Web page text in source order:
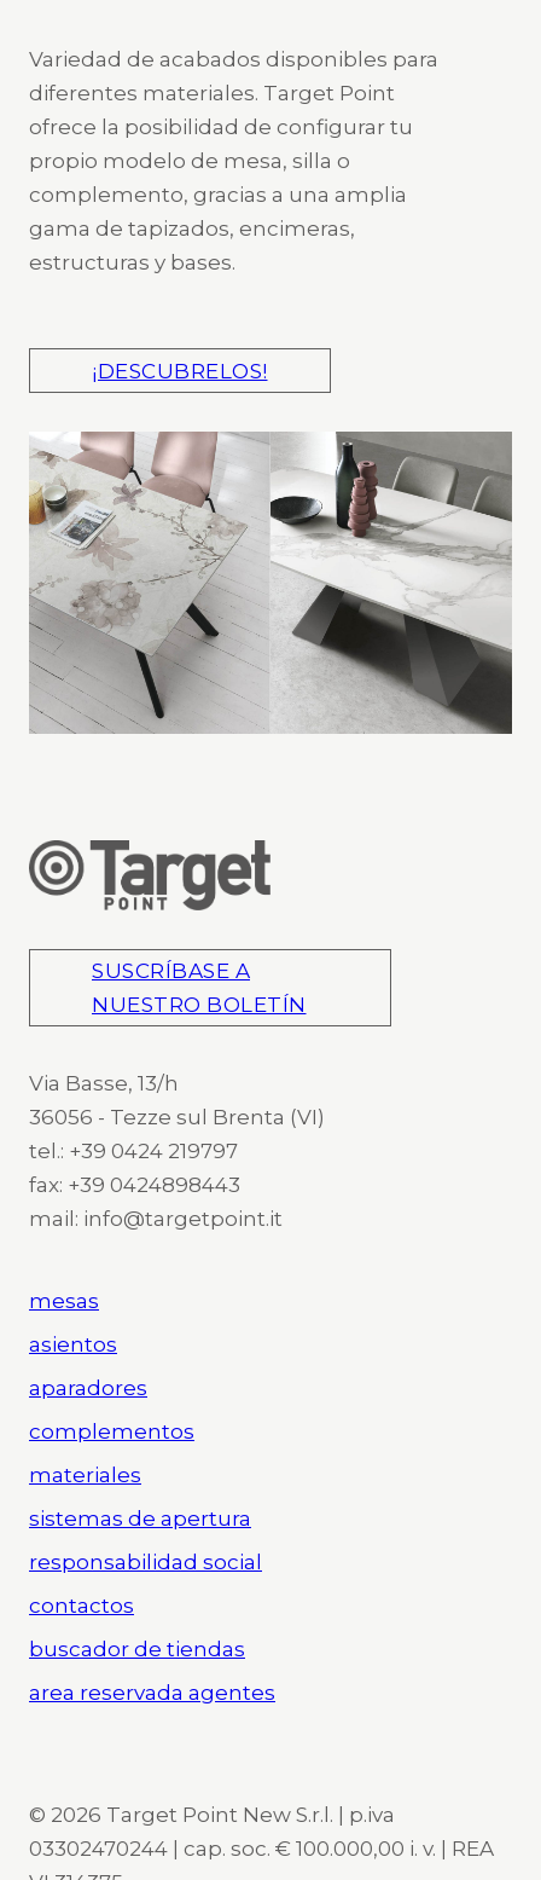
Variedad de acabados disponibles para
diferentes materiales. Target Point
ofrece la posibilidad de configurar tu
propio modelo de mesa, silla o
complemento, gracias a una amplia
gama de tapizados, encimeras,
estructuras y bases.
¡DESCUBRELOS!
SUSCRÍBASE A
NUESTRO BOLETÍN
Via Basse, 13/h
36056 - Tezze sul Brenta (VI)
tel.: +39 0424 219797
fax: +39 0424898443
mail: info@targetpoint.it
mesas
asientos
aparadores
complementos
materiales
sistemas de apertura
responsabilidad social
contactos
buscador de tiendas
area reservada agentes
© 2026 Target Point New S.r.l. | p.iva
03302470244 | cap. soc. € 100.000,00 i. v. | REA